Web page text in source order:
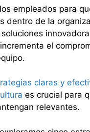
empleados para
dentro de la
el
claras y
es crucial para
relevantes.